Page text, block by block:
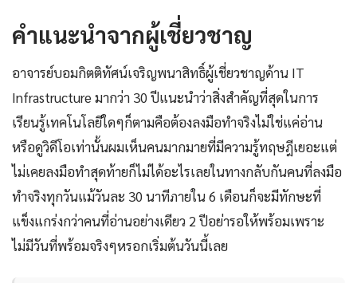
คำแนะนำจากผู้เชี่ยวชาญ
อาจารย์บอมกิตติทัศน์เจริญพนาสิทธิ์ผู้เชี่ยวชาญด้าน IT
Infrastructure มากว่า 30 ปีแนะนำว่าสิ่งสำคัญที่สุดในการ
เรียนรู้เทคโนโลยีใดๆก็ตามคือต้องลงมือทำจริงไม่ใช่แค่อ่าน
หรือดูวิดีโอเท่านั้นผมเห็นคนมากมายที่มีความรู้ทฤษฎีเยอะแต่
ไม่เคยลงมือทำสุดท้ายก็ไม่ได้อะไรเลยในทางกลับกันคนที่ลงมือ
ทำจริงทุกวันแม้วันละ 30 นาทีภายใน 6 เดือนก็จะมีทักษะที่
แข็งแกร่งกว่าคนที่อ่านอย่างเดียว 2 ปีอย่ารอให้พร้อมเพราะ
ไม่มีวันที่พร้อมจริงๆหรอกเริ่มต้นวันนี้เลย